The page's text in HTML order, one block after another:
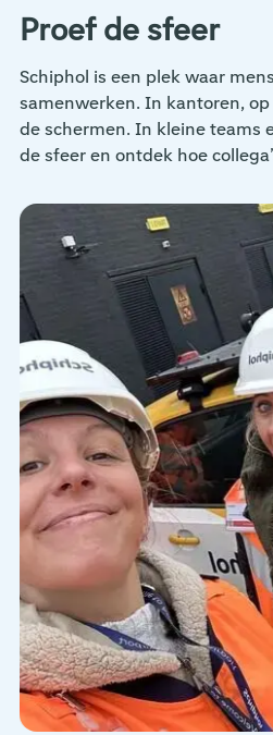
Proef de sfeer
Schiphol is een plek waar
samenwerken. In kantoren,
de schermen. In kleine teams
de sfeer en ontdek hoe